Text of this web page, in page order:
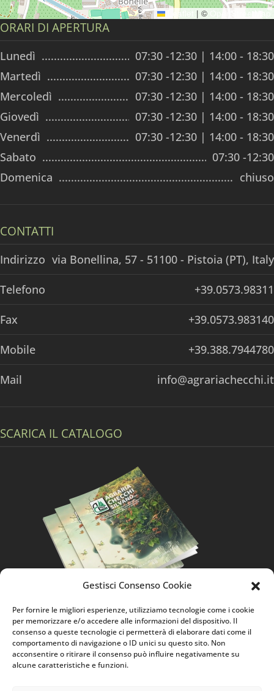
Gestisci Consenso Cookie
Per fornire le migliori esperienze, utilizziamo tecnologie come i cookie
per memorizzare e/o accedere alle informazioni del dispositivo. Il
consenso a queste tecnologie ci permetterà di elaborare dati come il
comportamento di navigazione o ID unici su questo sito. Non
acconsentire o ritirare il consenso può influire negativamente su
alcune caratteristiche e funzioni.
Leaflet | © OpenStreetMap
ORARI DI APERTURA
Lunedì
07:30 -12:30 | 14:00 - 18:30
Martedì
07:30 -12:30 | 14:00 - 18:30
Mercoledì
07:30 -12:30 | 14:00 - 18:30
Giovedì
07:30 -12:30 | 14:00 - 18:30
Venerdì
07:30 -12:30 | 14:00 - 18:30
Sabato
07:30 -12:30
Domenica
chiuso
CONTATTI
Indirizzo via Bonellina, 57 - 51100 - Pistoia (PT), Italy
Telefono +39.0573.98311
Fax +39.0573.983140
Mobile +39.388.7944780
Mail info@agrariachecchi.it
SCARICA IL CATALOGO
HOME CHI SIAMO CONTATTI
SITEMAP
BLACK CARBON FREE POTS
FITOFARMACI